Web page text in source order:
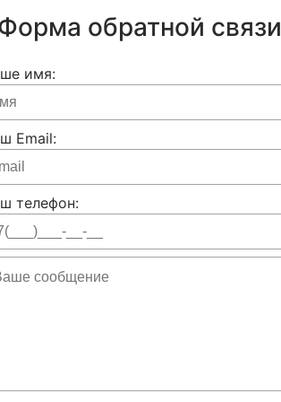
обратной связи
имя:
Email:
телефон: